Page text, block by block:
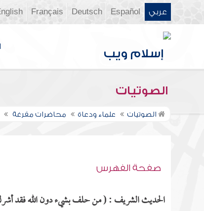
عربي Español
Deutsch
Français
الصوتيات
الصوتيات علماء ودعاة محاضرات مفرغة
صفحة الفهرس
الحديث الشريف : ( من حلف بشيء دون الله فقد أشرك